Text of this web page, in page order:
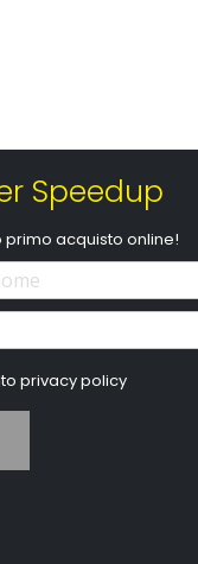
Speedup
primo acquisto online!
privacy policy